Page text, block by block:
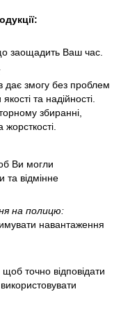
заощадить Ваш час.
дає змогу без проблем
та надійності.
збиранні,
жорсткості.
Ви могли
та відмінне
на полицю:
навантаження
точно відповідати